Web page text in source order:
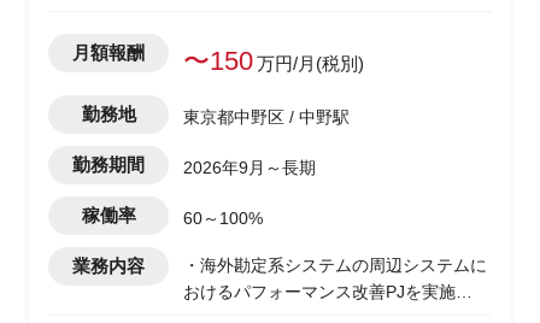
月額報酬 〜150万円/月(税別)
勤務地 東京都中野区 / 中野駅
勤務期間 2026年9月～長期
稼働率 60～100%
業務内容
・海外勘定系システムの周辺システムに
おけるパフォーマンス改善PJを実施